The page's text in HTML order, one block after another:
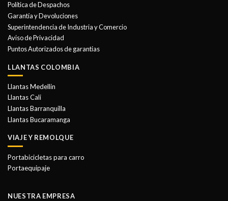
elegir
en
la
página
de
Política de Despachos
Garantía y Devoluciones
Superintendencia de Industria y Comercio
Aviso de Privacidad
Puntos Autorizados de garantias
LLANTAS COLOMBIA
Llantas Medellin
Llantas Cali
Llantas Barranquilla
Llantas Bucaramanga
VIAJE Y REMOLQUE
Portabicicletas para carro
Portaequipaje
NUESTRA EMPRESA